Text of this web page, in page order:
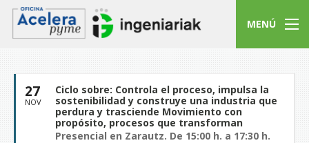
MENÚ
27
NOV
Ciclo sobre: Controla el proceso, impulsa la
sostenibilidad y construye una industria que
perdura y trasciende Movimiento con
propósito, procesos que transforman
Presencial en Zarautz. De 15:00 h. a 17:30 h.